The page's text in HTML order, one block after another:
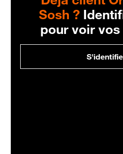
Sosh ?
pour voir